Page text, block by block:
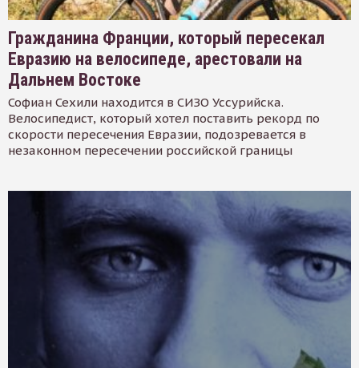
Гражданина Франции, который пересекал
Евразию на велосипеде, арестовали на
Дальнем Востоке
Софиан Сехили находится в СИЗО Уссурийска.
Велосипедист, который хотел поставить рекорд по
скорости пересечения Евразии, подозревается в
незаконном пересечении российской границы